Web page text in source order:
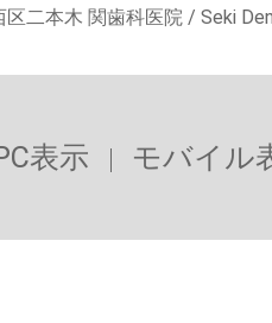
二本木 関歯科医院 / Seki
表示 モバイル